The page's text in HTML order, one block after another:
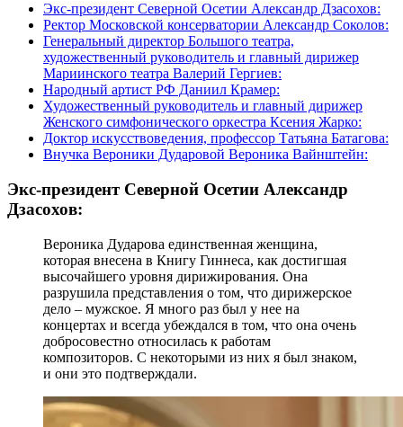
Экс-президент Северной Осетии Александр Дзасохов:
Ректор Московской консерватории Александр Соколов:
Генеральный директор Большого театра,
художественный руководитель и главный дирижер
Мариинского театра Валерий Гергиев:
Народный артист РФ Даниил Крамер:
Художественный руководитель и главный дирижер
Женского симфонического оркестра Ксения Жарко:
Доктор искусствоведения, профессор Татьяна Батагова:
Внучка Вероники Дударовой Вероника Вайнштейн:
Экс-президент Северной Осетии Александр
Дзасохов:
Вероника Дударова единственная женщина,
которая внесена в Книгу Гиннеса, как достигшая
высочайшего уровня дирижирования. Она
разрушила представления о том, что дирижерское
дело – мужское. Я много раз был у нее на
концертах и всегда убеждался в том, что она очень
добросовестно относилась к работам
композиторов. С некоторыми из них я был знаком,
и они это подтверждали.